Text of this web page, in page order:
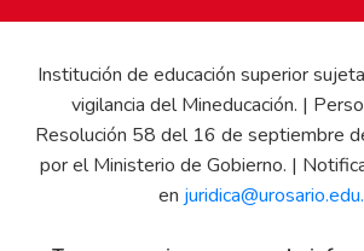
Institución de educación superior
vigilancia del Mineducación. |
Resolución 58 del 16 de septiembre
por el Ministerio de Gobierno. |
en